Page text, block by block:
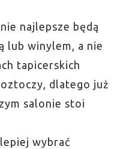
najlepsze będą
lub winylem, a nie
tapicerskich
dlatego już
salonie stoi
wybrać